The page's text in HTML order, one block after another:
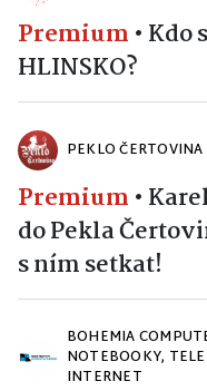
Premium • Kdo
HLINSKO?
PEKLO ČERTOVINA
Premium •
do Pekla
s ním setkat!
BOHEMIA
NOTEBOOKY,
INTERNET